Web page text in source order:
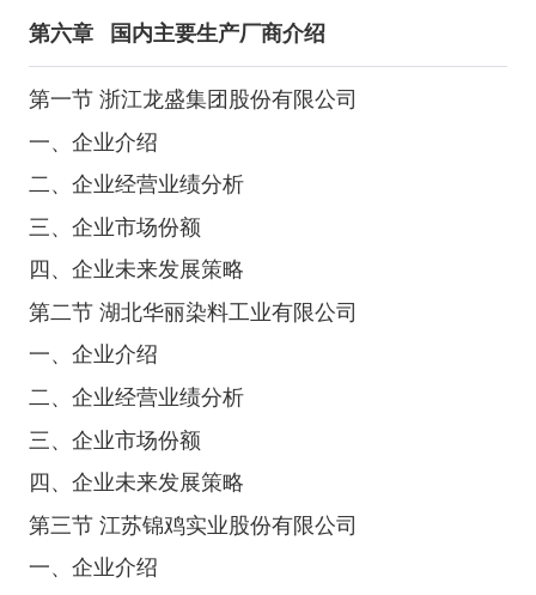
第六章 国内主要生产厂商介绍
第一节 浙江龙盛集团股份有限公司
一、企业介绍
二、企业经营业绩分析
三、企业市场份额
四、企业未来发展策略
第二节 湖北华丽染料工业有限公司
一、企业介绍
二、企业经营业绩分析
三、企业市场份额
四、企业未来发展策略
第三节 江苏锦鸡实业股份有限公司
一、企业介绍